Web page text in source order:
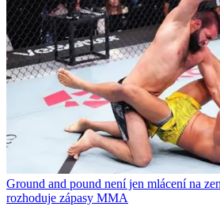
Ground and pound není jen mlácení na
rozhoduje zápasy MMA